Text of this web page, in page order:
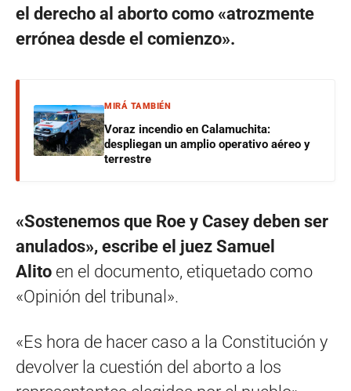
el derecho al aborto como «atrozmente
errónea desde el comienzo».
MIRÁ TAMBIÉN
Voraz incendio en Calamuchita:
despliegan un amplio operativo aéreo y
terrestre
«Sostenemos que Roe y Casey deben ser
anulados», escribe el juez Samuel
Alito en el documento, etiquetado como
«Opinión del tribunal».
«Es hora de hacer caso a la Constitución y
devolver la cuestión del aborto a los